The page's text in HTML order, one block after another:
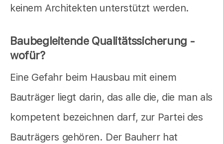
keinem Architekten unterstützt werden.
Baubegleitende Qualitätssicherung -
wofür?
Eine Gefahr beim Hausbau mit einem
Bauträger liegt darin, das alle die, die man als
kompetent bezeichnen darf, zur Partei des
Bauträgers gehören. Der Bauherr hat